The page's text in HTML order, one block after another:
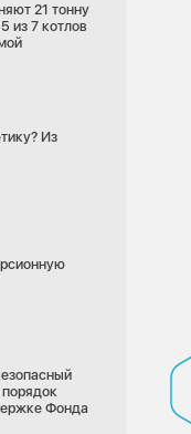
21 тонну
из 7 котлов
Из
Фонда